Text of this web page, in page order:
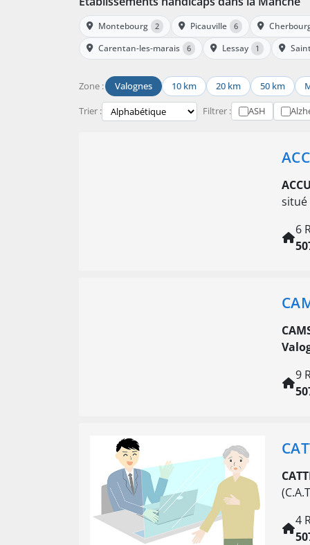
Montebourg 2 Picauville 6
Carentan-les-marais
6 Lessay 1
Zone : Valognes 10 km 20 km 50 km
Trier : Filtrer : ASH
6
9
4